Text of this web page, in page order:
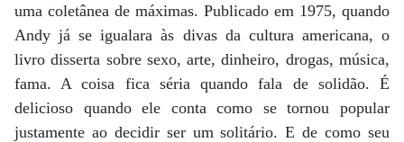
uma coletânea de máximas. Publicado em 1975, quando
Andy já se igualara às divas da cultura americana, o
livro disserta sobre sexo, arte, dinheiro, drogas, música,
fama. A coisa fica séria quando fala de solidão. É
delicioso quando ele conta como se tornou popular
justamente ao decidir ser um solitário. E de como seu